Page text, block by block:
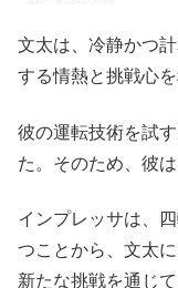
文太は、冷静かつ
する情熱と挑戦心を
彼の運転技術を試
た。そのため、彼
インプレッサは、
つことから、文太
新たな挑戦を通じ